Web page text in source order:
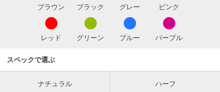
ブラウン ブラック グレー ピンク
レッド グリーン ブルー パープル
スペックで選ぶ
ナチュラル ハーフ